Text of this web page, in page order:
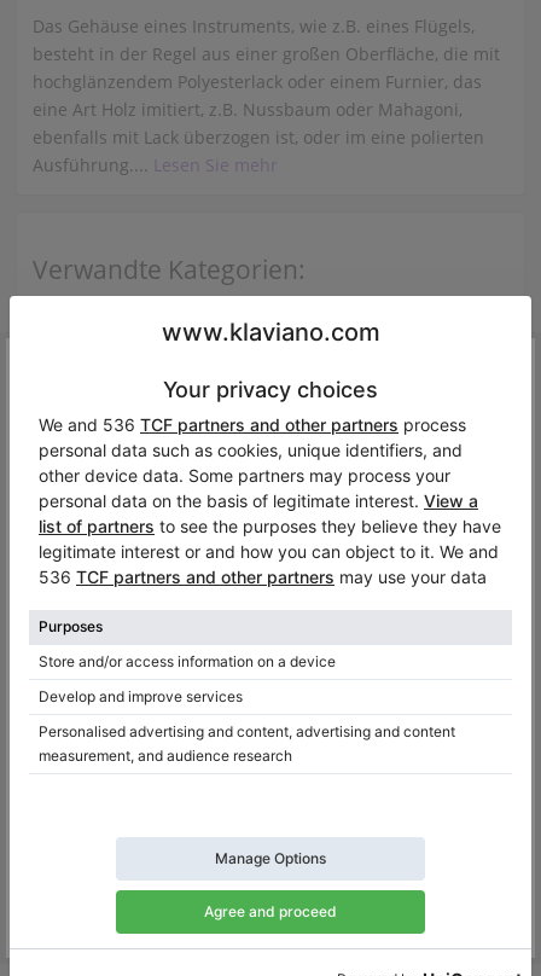
Das Gehäuse eines Instruments, wie z.B. eines Flügels,
besteht in der Regel aus einer großen Oberfläche, die mit
hochglänzendem Polyesterlack oder einem Furnier, das
eine Art Holz imitiert, z.B. Nussbaum oder Mahagoni,
ebenfalls mit Lack überzogen ist, oder im eine polierten
Ausführung.... Lesen Sie mehr
Verwandte Kategorien:
Alles anzeigen C. Bechstein
C. Bechstein A 182
Bösendorfer 185VC
Ibach 185
Fazioli F183
W. Hoffmann T 186
W. Hoffmann V 183
hol’s der Teufel!
Ups, dieses Instrument ist auf Klaviano nicht mehr
Vielleicht interessieren Sie sich für ähnliche Modelle?